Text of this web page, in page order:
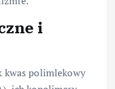
i
kwas polimlekowy